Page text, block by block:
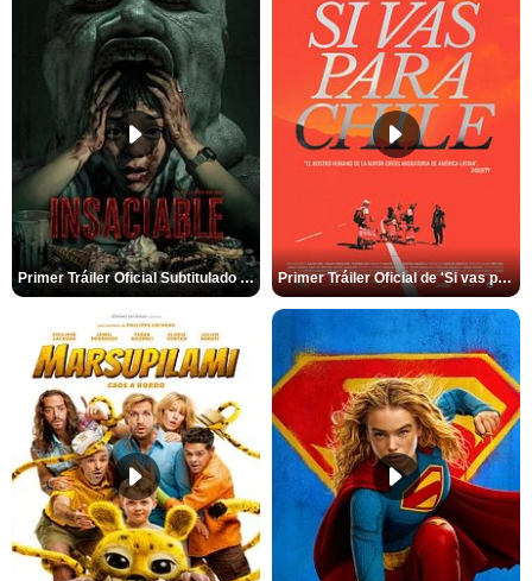
Primer Tráiler Oficial Subtitulado de 'Insaciable' Primer Tráiler Oficial de 'Si vas para Chile'